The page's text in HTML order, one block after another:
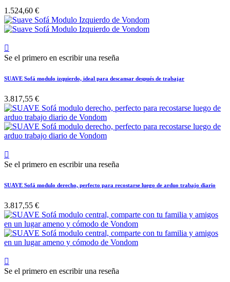
1.524,60 €

Se el primero en escribir una reseña
SUAVE Sofá modulo izquierdo, ideal para descansar después de trabajar
3.817,55 €

Se el primero en escribir una reseña
SUAVE Sofá modulo derecho, perfecto para recostarse luego de arduo trabajo diario
3.817,55 €

Se el primero en escribir una reseña